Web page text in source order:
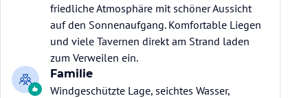
friedliche Atmosphäre mit schöner Aussicht
auf den Sonnenaufgang. Komfortable Liegen
und viele Tavernen direkt am Strand laden
zum Verweilen ein.
Familie
Windgeschützte Lage, seichtes Wasser,